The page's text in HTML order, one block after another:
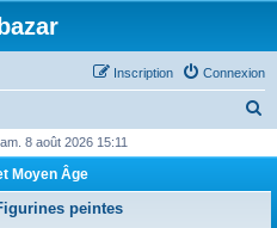
Connexion
Inscription
h
8 août 2026 15:11
Moyen Âge
peintes